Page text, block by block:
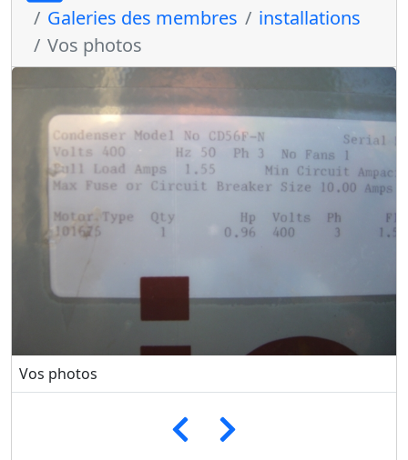
Galeries des membres
installations
Vos photos
Vos photos